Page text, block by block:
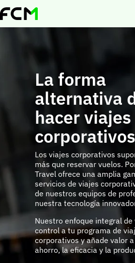
Pasar
al
La forma
alternativa
hacer viajes
corporativos
Los viajes corporativos
más que reservar vuelos.
Travel ofrece una amplia
servicios de viajes
de nuestros equipos de
nuestra tecnología
Nuestro enfoque integral
control a tu programa de
corporativos y añade valor
ahorro, la eficacia y la